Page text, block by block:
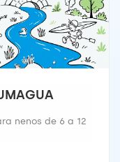
nenos de 6 a 12